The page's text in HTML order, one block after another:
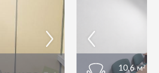
10,6 м²